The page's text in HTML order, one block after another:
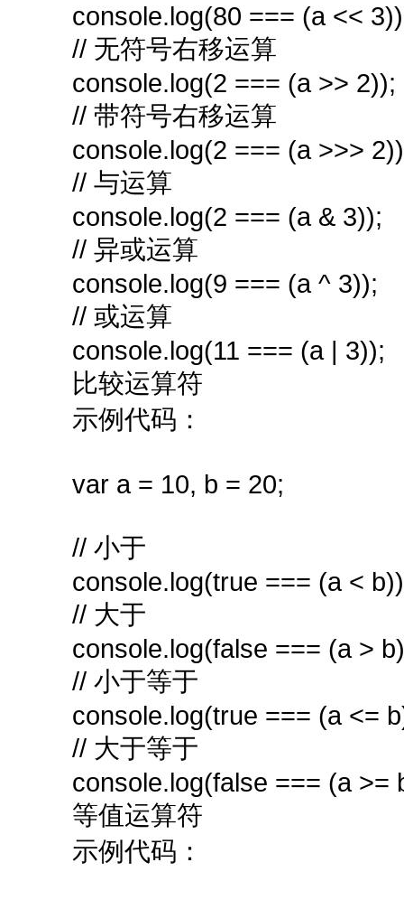
console.log(80 === (a <<
// 无符号右移运算
console.log(2 === (a >> 2));
// 带符号右移运算
console.log(2 === (a >>>
// 与运算
console.log(2 === (a & 3));
// 异或运算
console.log(9 === (a ^ 3));
// 或运算
console.log(11 === (a | 3));
比较运算符
示例代码：
var a = 10, b = 20;
// 小于
console.log(true === (a <
// 大于
console.log(false === (a >
// 小于等于
console.log(true === (a <=
// 大于等于
console.log(false === (a >=
等值运算符
示例代码：